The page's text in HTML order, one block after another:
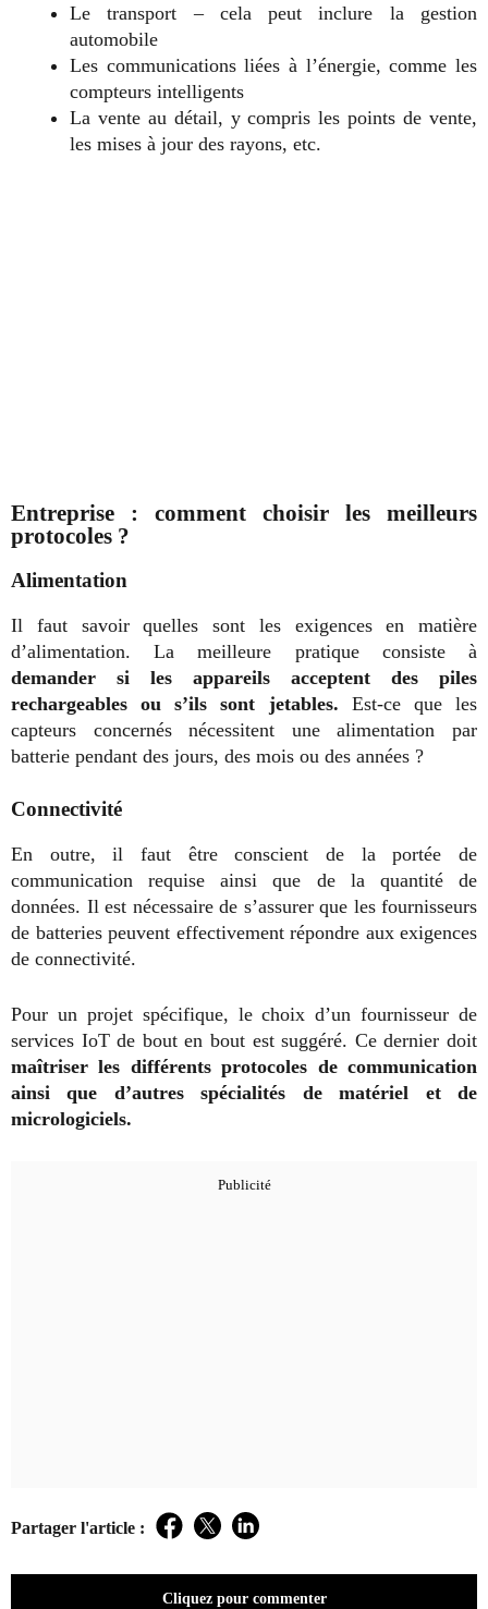
Le transport – cela peut inclure la gestion
automobile
Les communications liées à l’énergie, comme les
compteurs intelligents
La vente au détail, y compris les points de vente,
les mises à jour des rayons, etc.
Entreprise : comment choisir les meilleurs
protocoles ?
Alimentation
Il faut savoir quelles sont les exigences en matière
d’alimentation. La meilleure pratique consiste à
demander si les appareils acceptent des piles
rechargeables ou s’ils sont jetables. Est-ce que les
capteurs concernés nécessitent une alimentation par
batterie pendant des jours, des mois ou des années ?
Connectivité
En outre, il faut être conscient de la portée de
communication requise ainsi que de la quantité de
données. Il est nécessaire de s’assurer que les fournisseurs
de batteries peuvent effectivement répondre aux exigences
de connectivité.
Pour un projet spécifique, le choix d’un fournisseur de
services IoT de bout en bout est suggéré. Ce dernier doit
maîtriser les différents protocoles de communication
ainsi que d’autres spécialités de matériel et de
micrologiciels.
Partager l'article : Facebook
TwitterLinkedIn
Cliquez pour commenter